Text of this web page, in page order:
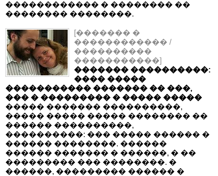
������������ � �������� ��
�������� ��������.
[������� �
������������ /
����������
�����������]
������� ����������:
���� �����
����������� ������� �� ���,
��� � ��������� � ����� �����
����� ������� ����������,
����� ����� ����� �������� ��
������ ����������,
����������: ��� ����� ������ �
������ ��������. ������
������ ������� � ������, � ��
��������� ��� ��������. �
������, ��������� ������ �